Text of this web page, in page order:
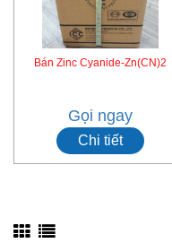
Bán Zinc Cyanide-Zn(CN)2
Gọi ngay
Chi tiết